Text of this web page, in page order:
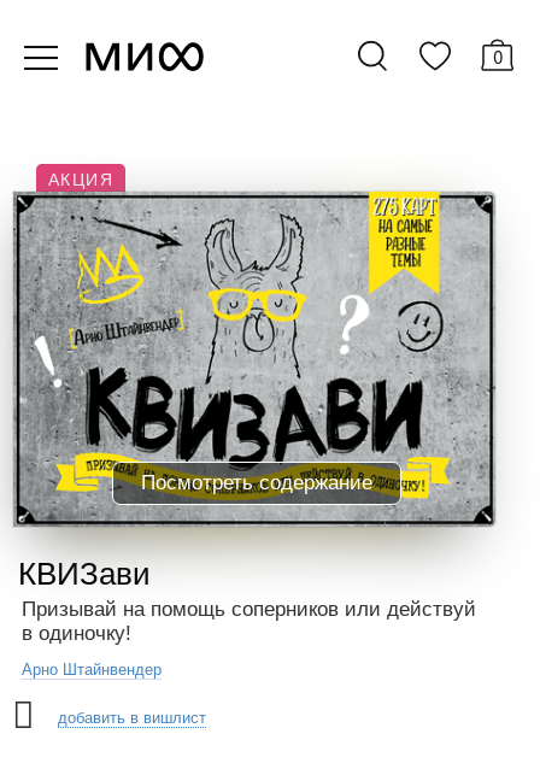
0
АКЦИЯ
Посмотреть содержание
КВИЗави
Призывай на помощь соперников или действуй
в одиночку!
Арно Штайнвендер
добавить в вишлист